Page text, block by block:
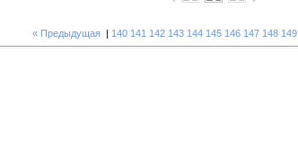
« Предыдущая | 140 141 142 143 144 145 146 147 148 149